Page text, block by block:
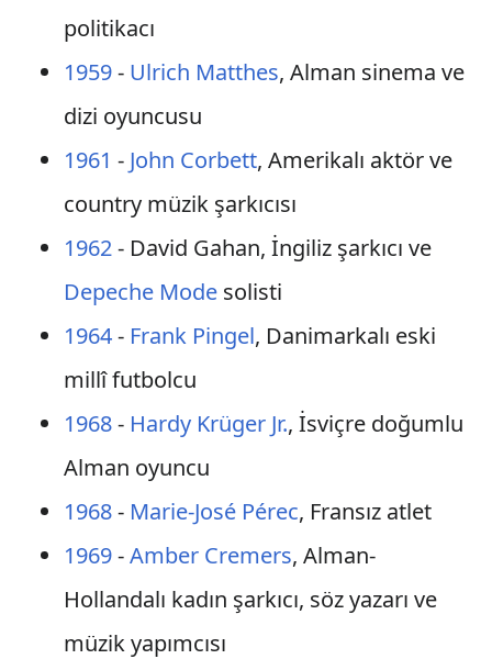
politikacı
1959- Ulrich Matthes, Alman sinema ve
dizi oyuncusu
1961 - John Corbett, Amerikalı aktör ve
country müzik şarkıcısı
1962- David Gahan, İngiliz şarkıcı ve
Depeche Modesolisti
1964- Frank Pingel, Danimarkalı eski
millî futbolcu
1968- Hardy Krüger Jr., İsviçre doğumlu
Alman oyuncu
1968- Marie-José Pérec, Fransız atlet
1969-Amber Cremers, Alman-
Hollandalı kadın şarkıcı, söz yazarı ve
müzik yapımcısı